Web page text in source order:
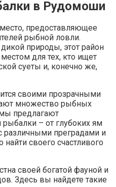
в Рудомоши
предоставляющее
рыбной ловли.
природы, этот район
для тех, кто ищет
суеты и, конечно же,
своими прозрачными
множество рыбных
предлагают
– от глубоких ям
различными преградами и
своего счастливого
своей богатой фауной и
Здесь вы найдете такие